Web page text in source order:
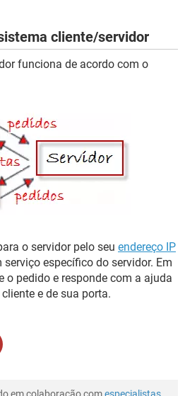
cliente/servidor
funciona de acordo com o
o servidor pelo seu endereço IP
específico do servidor. Em
o pedido e responde com a ajuda
e de sua porta.